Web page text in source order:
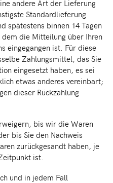
andere Art der Lieferung
Standardlieferung
spätestens binnen 14 Tagen
die Mitteilung über Ihren
eingegangen ist. Für diese
Zahlungsmittel, das Sie
eingesetzt haben, es sei
etwas anderes vereinbart;
dieser Rückzahlung
bis wir die Waren
bis Sie den Nachweis
zurückgesandt haben, je
ist.
und in jedem Fall